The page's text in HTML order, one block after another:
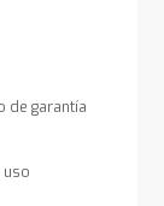
de garantía